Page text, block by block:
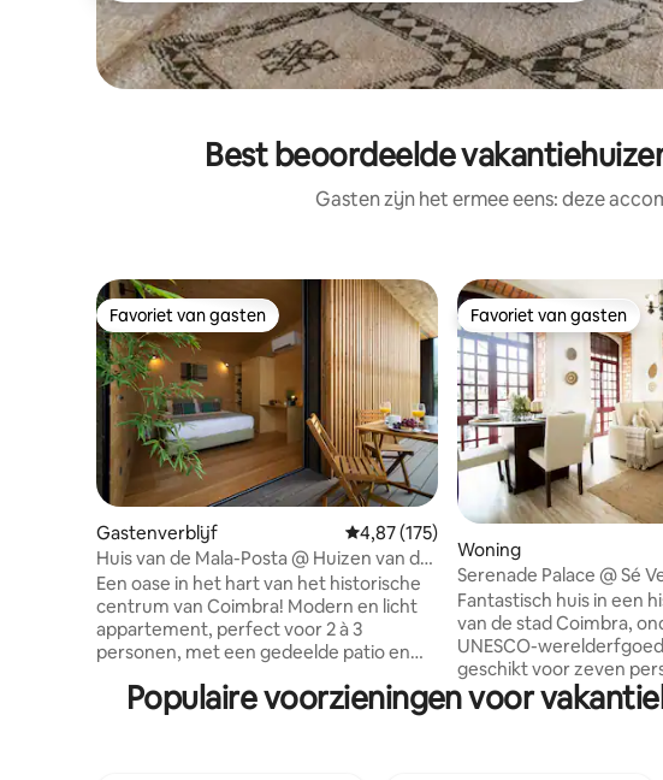
Best beoordeelde
Gasten zijn het ermee eens: deze
Favoriet van gasten
Favoriet van gasten
Gastenverblijf Gemiddelde beoordeling van 4,87 uit
4,87 (175)
Huis van de Mala-Posta @ Huizen van de
Patio (7)
Een oase in het hart van het historische
centrum van Coimbra! Modern en licht
appartement, perfect voor 2 à 3
personen, met een gedeelde patio en
aan de Rua Fernandes Thomaz, binnen
de oude muren van Coimbra, op slechts
Favoriet van gasten
Favoriet van gasten
Woning
Serenade Palace @ Sé
Fantastisch huis in een
van de stad Coimbra,
UNESCO-
geschikt voor zeven
centraal, midden in het
Coimbra en op
Populaire voorzieningen voor